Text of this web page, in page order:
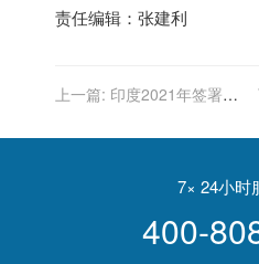
责任编辑：张建利
上一篇: 印度2021年签署四
项，美国以色列各占一项
7× 24小时
400-